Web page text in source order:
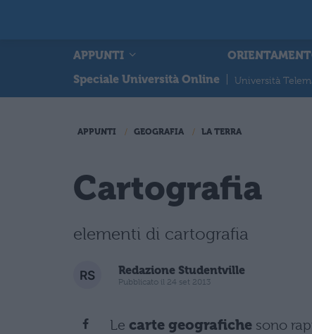
APPUNTI
Speciale Università Online
Università
APPUNTI GEOGRAFIA LA TERRA
Cartografia
elementi di cartografia
Redazione Studentville
Pubblicato il 24 set 2013
Le carte geografiche sono